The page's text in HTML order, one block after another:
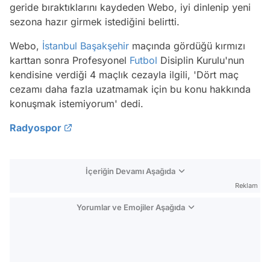
geride bıraktıklarını kaydeden Webo, iyi dinlenip yeni
sezona hazır girmek istediğini belirtti.
Webo, İstanbul Başakşehir maçında gördüğü kırmızı
karttan sonra Profesyonel Futbol Disiplin Kurulu'nun
kendisine verdiği 4 maçlık cezayla ilgili, 'Dört maç
cezamı daha fazla uzatmamak için bu konu hakkında
konuşmak istemiyorum' dedi.
Radyospor
İçeriğin Devamı Aşağıda
Reklam
Yorumlar ve Emojiler Aşağıda